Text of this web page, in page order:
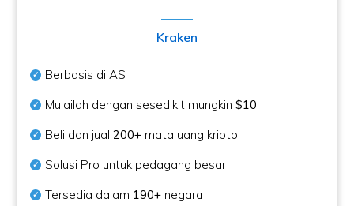
Kraken
Berbasis di AS
Mulailah dengan sesedikit mungkin$10
Beli dan jual200+ mata uang kripto
Solusi Pro untuk pedagang besar
Tersedia dalam 190+ negara